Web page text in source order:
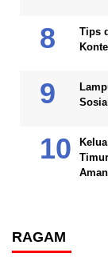
Tips
Sosial
RAGAM